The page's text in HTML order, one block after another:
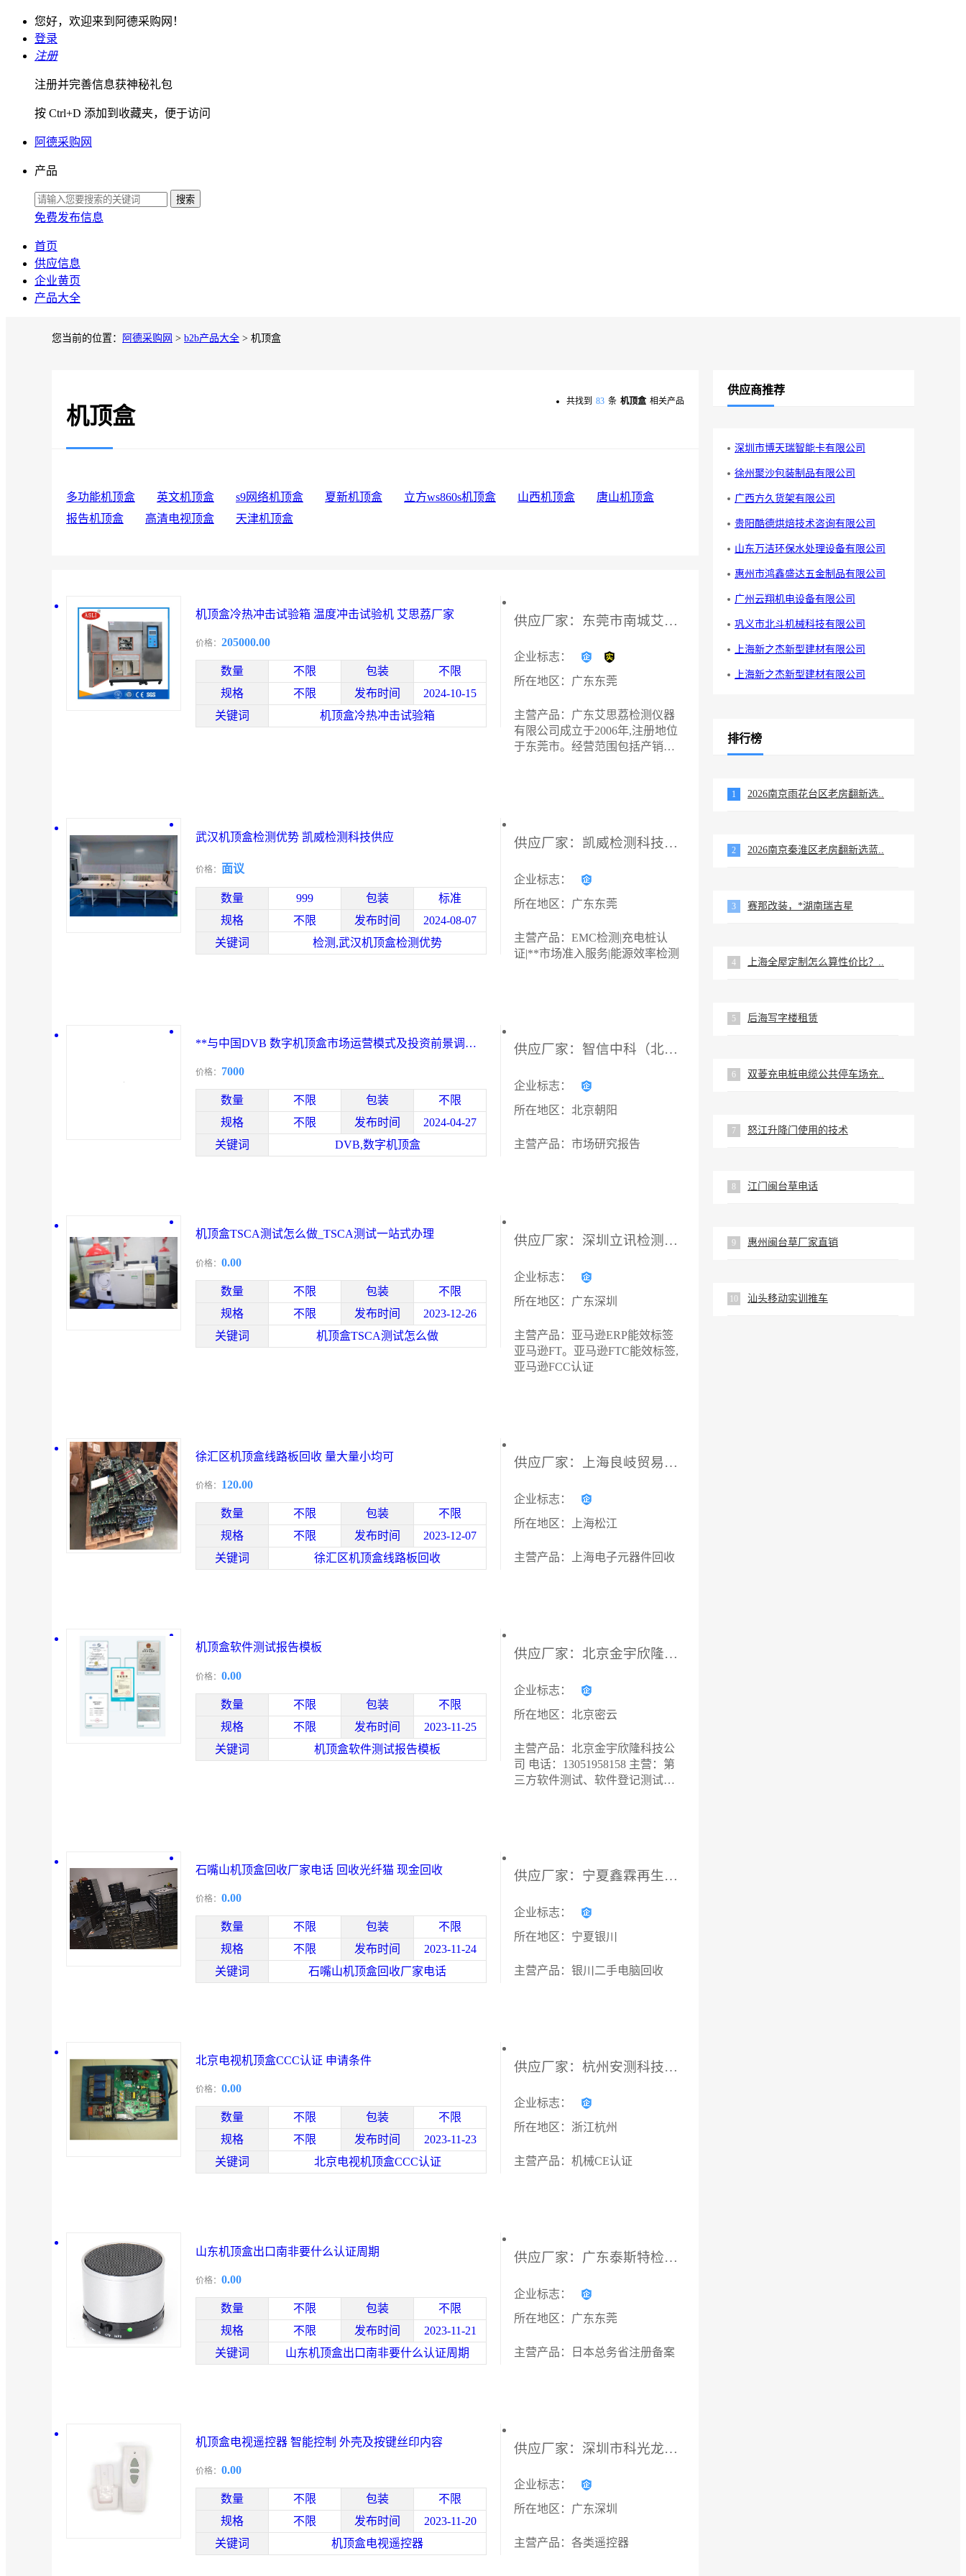
您好，欢迎来到阿德采购网！
登录
注册
注册并完善信息获神秘礼包
按 Ctrl+D 添加到收藏夹，便于访问
阿德采购网
产品
免费发布信息
首页
供应信息
企业黄页
产品大全
您当前的位置： 阿德采购网 > b2b产品大全 > 机顶盒
机顶盒
共找到 83 条 机顶盒 相关产品
多功能机顶盒 英文机顶盒 s9网络机顶盒 夏新机顶盒 立方ws860s机顶盒 山西机顶盒
唐山机顶盒
报告机顶盒
高清电视顶盒 天津机顶盒
机顶盒冷热冲击试验箱 温度冲击试验机 艾思荔厂家
价格： 205000.00
数量 不限 包装
不限
规格
不限 发布时间
2024-10-15
关键词
机顶盒冷热冲击试验箱
供应厂家：东莞市南城艾思荔检测仪器经营部
企业标志：
所在地区：广东东莞
主营产品：广东艾思荔检测仪器
有限公司成立于2006年,注册地位
于东莞市。经营范围包括产销：
武汉机顶盒检测优势 凯威检测科技供应
价格： 面议
数量 999 包装
标准
规格
不限 发布时间
2024-08-07
关键词
检测,武汉机顶盒检测优势
供应厂家：凯威检测科技（广东）有限公司
企业标志：
所在地区：广东东莞
主营产品：EMC检测|充电桩认
证|**市场准入服务|能源效率检测
**与中国DVB 数字机顶盒市场运营模式及投资前景调研
价格： 7000
数量 不限 包装
不限
规格
不限 发布时间
2024-04-27
关键词
DVB,数字机顶盒
供应厂家：智信中科（北京）信息科技有限公司
企业标志：
所在地区：北京朝阳
主营产品：市场研究报告
机顶盒TSCA测试怎么做_TSCA测试一站式办理
价格： 0.00
数量 不限 包装
不限
规格
不限 发布时间
2023-12-26
关键词
机顶盒TSCA测试怎么做
供应厂家：深圳立讯检测股份有限公司
企业标志：
所在地区：广东深圳
主营产品：亚马逊ERP能效标签
亚马逊FT。亚马逊FTC能效标签,
亚马逊FCC认证
徐汇区机顶盒线路板回收 量大量小均可
价格： 120.00
数量 不限 包装
不限
规格
不限 发布时间
2023-12-07
关键词
徐汇区机顶盒线路板回收
供应厂家：上海良岐贸易有限公司
企业标志：
所在地区：上海松江
主营产品：上海电子元器件回收
机顶盒软件测试报告模板
价格： 0.00
数量 不限 包装
不限
规格
不限 发布时间
2023-11-25
关键词
机顶盒软件测试报告模板
供应厂家：北京金宇欣隆科技有限公司
企业标志：
所在地区：北京密云
主营产品：北京金宇欣隆科技公
司 电话：13051958158 主营：第
三方软件测试、软件登记测试、
石嘴山机顶盒回收厂家电话 回收光纤猫 现金回收
价格： 0.00
数量 不限 包装
不限
规格
不限 发布时间
2023-11-24
关键词
石嘴山机顶盒回收厂家电话
供应厂家：宁夏鑫霖再生资源回收利用有限公司
企业标志：
所在地区：宁夏银川
主营产品：银川二手电脑回收
北京电视机顶盒CCC认证 申请条件
价格： 0.00
数量 不限 包装
不限
规格
不限 发布时间
2023-11-23
关键词
北京电视机顶盒CCC认证
供应厂家：杭州安测科技有限公司
企业标志：
所在地区：浙江杭州
主营产品：机械CE认证
山东机顶盒出口南非要什么认证周期
价格： 0.00
数量 不限 包装
不限
规格
不限 发布时间
2023-11-21
关键词
山东机顶盒出口南非要什么认证周期
供应厂家：广东泰斯特检测技术有限公司
企业标志：
所在地区：广东东莞
主营产品：日本总务省注册备案
机顶盒电视遥控器 智能控制 外壳及按键丝印内容
价格： 0.00
数量 不限 包装
不限
规格
不限 发布时间
2023-11-20
关键词
机顶盒电视遥控器
供应厂家：深圳市科光龙科技有限公司
企业标志：
所在地区：广东深圳
主营产品：各类遥控器
供应商推荐
深圳市博天瑞智能卡有限公司
徐州聚沙包装制品有限公司
广西方久货架有限公司
贵阳酷德烘焙技术咨询有限公司
山东万洁环保水处理设备有限公司
惠州市鸿鑫盛达五金制品有限公司
广州云翔机电设备有限公司
巩义市北斗机械科技有限公司
上海新之杰新型建材有限公司
上海新之杰新型建材有限公司
排行榜
1 2026南京雨花台区老房翻新选..
2 2026南京秦淮区老房翻新选蓝..
3 赛那改装，*湖南瑞吉星
4 上海全屋定制怎么算性价比？..
5 后海写字楼租赁
6 双菱充电桩电缆公共停车场充..
7 怒江升降门使用的技术
8 江门闽台草电话
9 惠州闽台草厂家直销
10 汕头移动实训推车